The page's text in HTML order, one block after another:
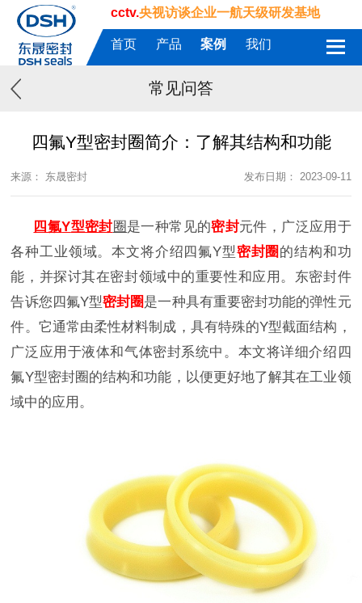
cctv.央视访谈企业一航天级研发基地
首页 产品 案例 我们
常见问答
四氟Y型密封圈简介：了解其结构和功能
来源： 东晟密封 发布日期： 2023-09-11
四氟Y型密封圈是一种常见的密封元件，广泛应用于
各种工业领域。本文将介绍四氟Y型密封圈 的结构和功
能，并探讨其在密封领域中的重要性和应用。东密封件
告诉您四氟Y型密封圈是一种具有重要密封功能的弹性元
件。它通常由柔性材料制成，具有特殊的Y型截面结构，
广泛应用于液体和气体密封系统中。本文将详细介绍 四
氟Y型密封圈的结构和功能，以便更好地了解其在工业领
域中的应用。